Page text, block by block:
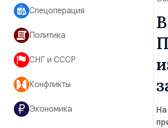
Спецоперация
Политика
СНГ и СССР
Конфликты
Экономика